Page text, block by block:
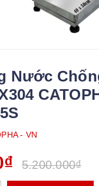
Nước
- VN
5.200.000₫